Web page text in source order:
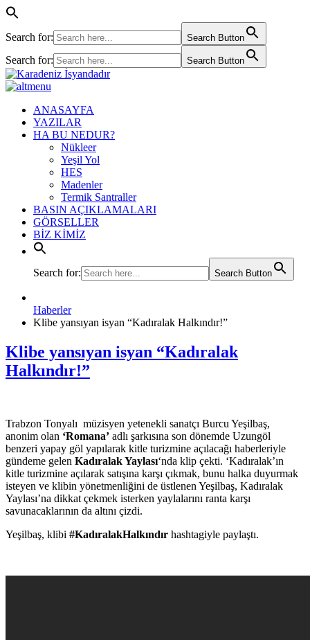
Search for: Search Button
Search for: Search Button
ANASAYFA
YAZILAR
HA BU NEDUR?
Nükleer
Yeşil Yol
HES
Madenler
Termik Santraller
BASIN AÇIKLAMALARI
GÖRSELLER
BİZ KİMİZ
Search for: Search Button
Haberler
Klibe yansıyan isyan “Kadıralak Halkındır!”
Klibe yansıyan isyan “Kadıralak
Halkındır!”
Trabzon Tonyalı müzisyen yetenekli sanatçı Burcu Yeşilbaş,
anonim olan ‘Romana’ adlı şarkısına son dönemde Uzungöl
benzeri yapay göl yapılarak kitle turizmine açılacağı haberleriyle
gündeme gelen Kadıralak Yaylası‘nda klip çekti. ‘Kadıralak’ın
kitle turizmine açılarak satışına karşı çıkmak, bunu halka duyurmak
isteyen ve klibin yönetmenliğini de üstlenen Yeşilbaş, Kadıralak
Yaylası’na dikkat çekmek isterken yaylalarını ranta karşı
savunacaklarının da altını çizdi.
Yeşilbaş, klibi #KadıralakHalkındır hashtagiyle paylaştı.